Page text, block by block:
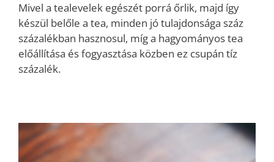
Mivel a tealevelek egészét porrá őrlik, majd így
készül belőle a tea, minden jó tulajdonsága száz
százalékban hasznosul, míg a hagyományos tea
előállítása és fogyasztása közben ez csupán tíz
százalék.